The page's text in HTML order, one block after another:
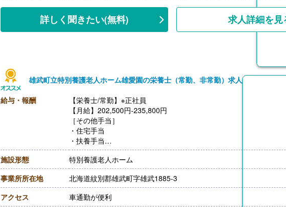
詳しく聞きたい(無料) 求人詳細を見
雄武町立特別養護老人ホーム雄愛園の栄養士（常勤、非常勤）求人
給与・報酬
【栄養士/常勤】※正社員
【月給】202,500円-235,800円
［その他手当］
・住宅手当
・扶養手当
・処遇改善手当
・寒冷地手当（11月-3月）
【賞与】年2回（計4.3ヶ月分）※前年度実績
【通勤手当】あり（上限18,700円/月）
【昇給】あり（月あたり1,100円-2,500円）※前年度実績
【退職金】あり※勤続1年以上
施設形態
特別養護老人ホーム
事業所所在地
北海道紋別郡雄武町字雄武1885-3
アクセス
車通勤が便利